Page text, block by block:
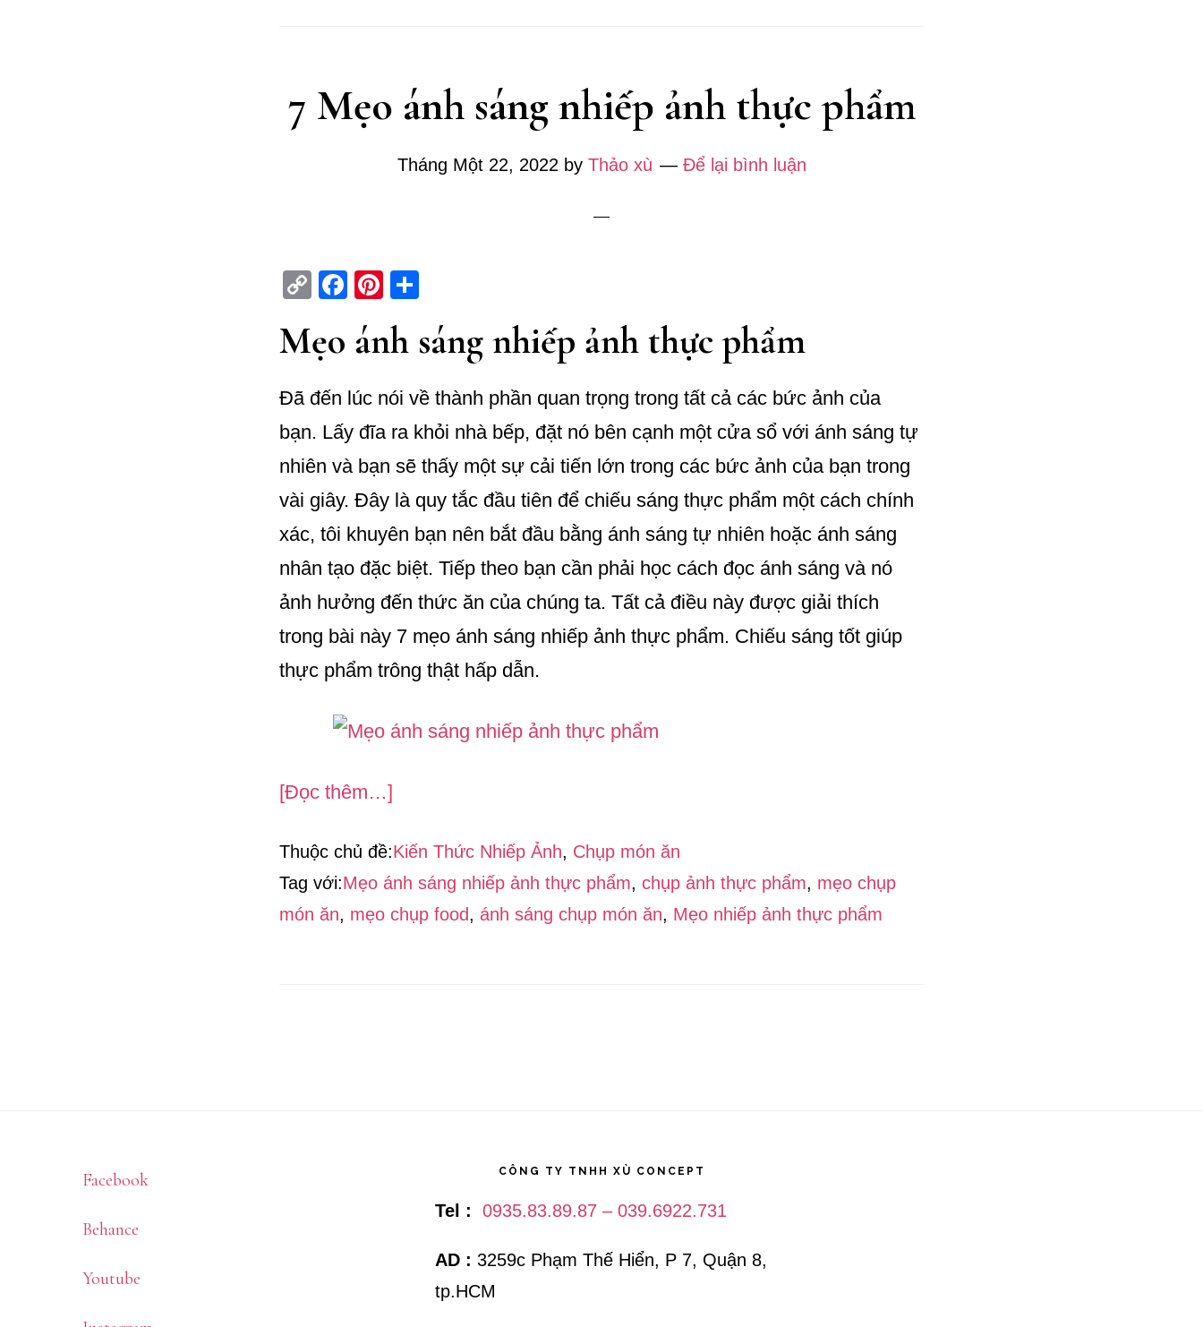
bắt
7 Mẹo ánh sáng nhiếp ảnh thực phẩm
Tháng Một 22, 2022 by Thảo xù Để lại bình luận
C
y
Li
n
k
Fa
bo
Pi
er
t
re
Mẹo ánh sáng nhiếp ảnh thực phẩm
Đã đến lúc nói về thành phần quan trọng trong tất cả các bức ảnh của
bạn. Lấy đĩa ra khỏi nhà bếp, đặt nó bên cạnh một cửa sổ với ánh sáng tự
nhiên và bạn sẽ thấy một sự cải tiến lớn trong các bức ảnh của bạn trong
vài giây. Đây là quy tắc đầu tiên để chiếu sáng thực phẩm một cách chính
xác, tôi khuyên bạn nên bắt đầu bằng ánh sáng tự nhiên hoặc ánh sáng
nhân tạo đặc biệt. Tiếp theo bạn cần phải học cách đọc ánh sáng và nó
ảnh hưởng đến thức ăn của chúng ta. Tất cả điều này được giải thích
trong bài này 7 mẹo ánh sáng nhiếp ảnh thực phẩm. Chiếu sáng tốt giúp
thực phẩm trông thật hấp dẫn.
[Đọc thêm…]
ánh
sáng
nhiếp
Thuộc chủ đề:Kiến Thức Nhiếp Ảnh, Chụp món ăn
Tag với:Mẹo ánh sáng nhiếp ảnh thực phẩm, chụp ảnh thực phẩm, mẹo chụp
món ăn, mẹo chụp food, ánh sáng chụp món ăn, Mẹo nhiếp ảnh thực phẩm
Facebook
Behance
Youtube
CÔNG TY TNHH XÙ CONCEPT
Tel : 0935.83.89.87 – 039.6922.731
AD : 3259c Phạm Thế Hiển, P 7, Quận 8,
tp.HCM